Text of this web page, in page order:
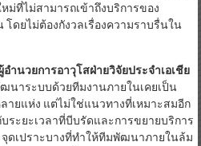
ม่ที่ไม่สามารถเข้าถึงบริการของ
ดยไม่ต้องกังวลเรื่องความราบรื่นใน
ำนวยการอาวุโสฝ่ายวิจัยประจำเอเชีย
ฒนาระบบด้วยทีมงานภายในเคยเป็น
ยแห่ง แต่ไม่ใช่แนวทางที่เหมาะสมอีก
ระยะเวลาที่บีบรัดและการขยายบริการ
ดเปราะบางที่ทำให้ทีมพัฒนาภายในล้ม